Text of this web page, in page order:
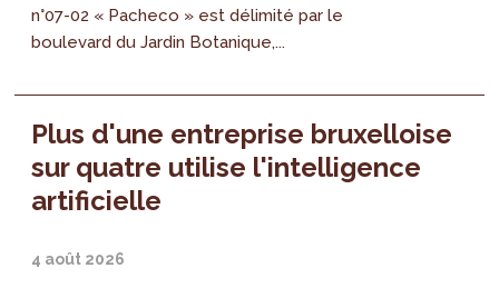
n°07-02 « Pacheco » est délimité par le
boulevard du Jardin Botanique,...
Plus d'une entreprise bruxelloise
sur quatre utilise l'intelligence
artificielle
4 août 2026